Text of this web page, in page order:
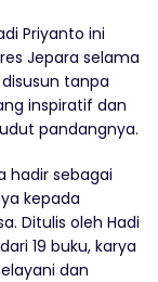
Priyanto ini
Jepara selama
tanpa
inspiratif dan
pandangnya.
hadir sebagai
kepada
Ditulis oleh Hadi
19 buku, karya
dan